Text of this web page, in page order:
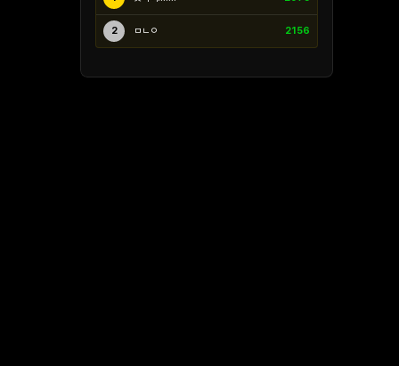
2 ㅁㄴㅇ 2156